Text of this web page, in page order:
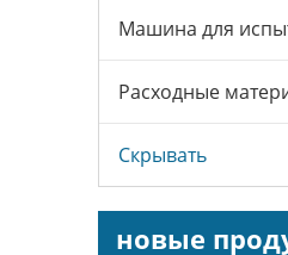
Расходные
Скрывать
новые